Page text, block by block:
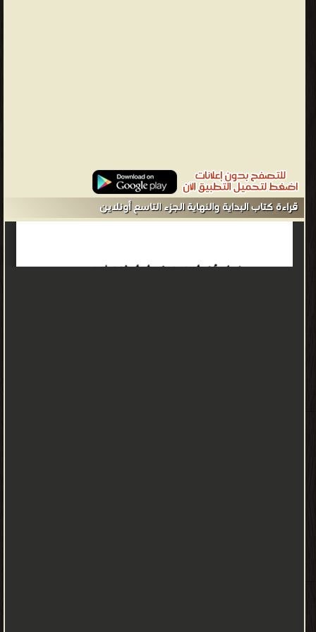
الصخرة الصماء، في الليلة الظلماء، وعدد الرمال. وهو العلي الكبير المتعال،
العلي العظيم الذي خلق كل شئ فقدره تقديرا. ورفع السموات بغير
عمد، وزينها بالكواكب الزاهرات، وجعل فيها سراجا وقمرا منيرا وسوى
عليهم الصلاة والسلام، ولهم زجل بالتقديس والتعظيم. وكذا أرجاء
قراءة كتاب البداية والنهاية الجزء التاسع أونلاين